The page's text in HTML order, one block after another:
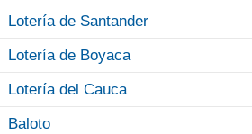
Lotería de Santander
Lotería de Boyaca
Lotería del Cauca
Baloto